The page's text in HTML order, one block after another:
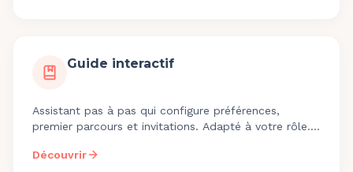
Guide interactif
Assistant pas à pas qui configure préférences,
premier parcours et invitations. Adapté à votre rôle.
Découvrir